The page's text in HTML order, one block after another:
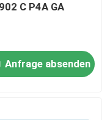
C P4A GA
Anfrage absenden